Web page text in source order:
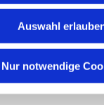
Auswahl
Nur notwendige